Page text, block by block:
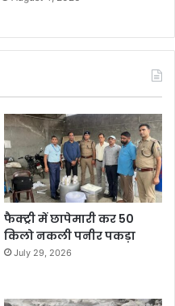
फैक्ट्री में छापेमारी कर 50
किलो नकली पनीर पकड़ा
July 29, 2026